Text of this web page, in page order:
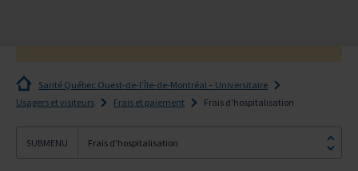
Santé Québec Ouest-de-l’Île-de-Montréal – Universitaire
Usagers et visiteurs
Frais et paiement Frais d'hospitalisation
Frais d'hospitalisation